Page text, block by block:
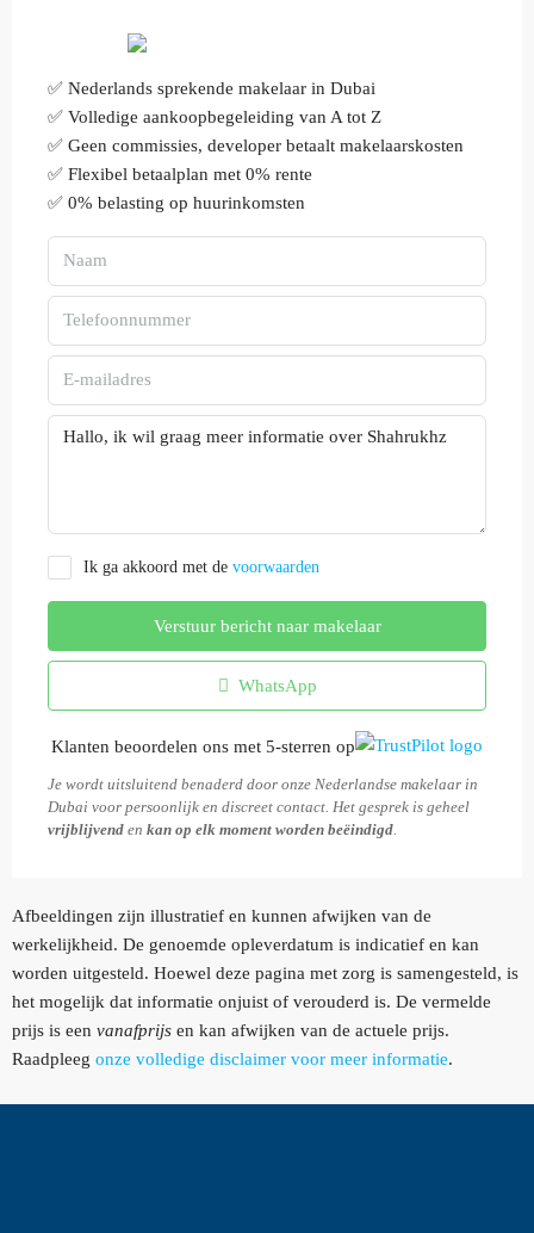
✅ Nederlands sprekende makelaar in Dubai
✅ Volledige aankoopbegeleiding van A tot Z
✅ Geen commissies, developer betaalt makelaarskosten
✅ Flexibel betaalplan met 0% rente
✅ 0% belasting op huurinkomsten
Ik ga akkoord met de voorwaarden
Verstuur bericht naar makelaar
WhatsApp
Klanten beoordelen ons met 5-sterren op
Je wordt uitsluitend benaderd door onze Nederlandse makelaar in
Dubai voor persoonlijk en discreet contact. Het gesprek is geheel
vrijblijvend en kan op elk moment worden beëindigd.
Afbeeldingen zijn illustratief en kunnen afwijken van de
werkelijkheid. De genoemde opleverdatum is indicatief en kan
worden uitgesteld. Hoewel deze pagina met zorg is samengesteld, is
het mogelijk dat informatie onjuist of verouderd is. De vermelde
prijs is een vanafprijs en kan afwijken van de actuele prijs.
Raadpleeg onze volledige disclaimer voor meer informatie.